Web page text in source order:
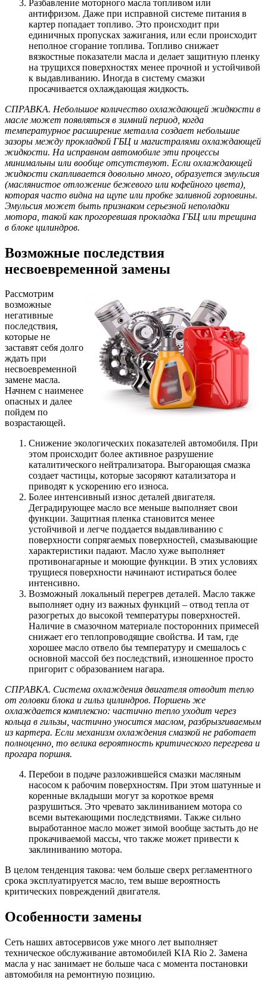
Разбавление моторного масла топливом или
антифризом. Даже при исправной системе питания в
картер попадает топливо. Это происходит при
единичных пропусках зажигания, или если происходит
неполное сгорание топлива. Топливо снижает
вязкостные показатели масла и делает защитную пленку
на трущихся поверхностях менее прочной и устойчивой
к выдавливанию. Иногда в систему смазки
просачивается охлаждающая жидкость.
СПРАВКА. Небольшое количество охлаждающей жидкости в
масле может появляться в зимний период, когда
температурное расширение металла создает небольшие
зазоры между прокладкой ГБЦ и магистралями охлаждающей
жидкости. На исправном автомобиле эти процессы
минимальны или вообще отсутствуют. Если охлаждающей
жидкости скапливается довольно много, образуется эмульсия
(маслянистое отложение бежевого или кофейного цвета),
которая часто видна на щупе или пробке заливной горловины.
Эмульсия может быть признаком серьезной неполадки
мотора, такой как прогоревшая прокладка ГБЦ или трещина
в блоке цилиндров.
Возможные последствия
несвоевременной замены
Рассмотрим
возможные
негативные
последствия,
которые не
заставят себя долго
ждать при
несвоевременной
замене масла.
Начнем с наименее
опасных и далее
пойдем по
возрастающей.
Снижение экологических показателей автомобиля. При
этом происходит более активное разрушение
каталитического нейтрализатора. Выгорающая смазка
создает частицы, которые засоряют катализатора и
приводят к ускорению его износа.
Более интенсивный износ деталей двигателя.
Деградирующее масло все меньше выполняет свои
функции. Защитная пленка становится менее
устойчивой и легче поддается выдавливанию с
поверхности сопрягаемых поверхностей, смазывающие
характеристики падают. Масло хуже выполняет
противонагарные и моющие функции. В этих условиях
трущиеся поверхности начинают истираться более
интенсивно.
Возможный локальный перегрев деталей. Масло также
выполняет одну из важных функций – отвод тепла от
разогретых до высокой температуры поверхностей.
Наличие в смазочном материале посторонних примесей
снижает его теплопроводящие свойства. И там, где
хорошее масло отвело бы температуру и смешалось с
основной массой без последствий, изношенное просто
пригорит с образованием нагара.
СПРАВКА. Система охлаждения двигателя отводит тепло
от головки блока и гильз цилиндров. Поршень же
охлаждается комплексно: частично тепло уходит через
кольца в гильзы, частично уносится маслом, разбрызгиваемым
из картера. Если механизм охлаждения смазкой не работает
полноценно, то велика вероятность критического перегрева и
прогара поршня.
Перебои в подаче разложившейся смазки масляным
насосом к рабочим поверхностям. При этом шатунные и
коренные вкладыши могут за короткое время
разрушиться. Это чревато заклиниванием мотора со
всеми вытекающими последствиями. Также сильно
выработанное масло может зимой вообще застыть до не
прокачиваемой массы, что также может привести к
заклиниванию мотора.
В целом тенденция такова: чем больше сверх регламентного
срока эксплуатируется масло, тем выше вероятность
критических повреждений двигателя.
Особенности замены
Сеть наших автосервисов уже много лет выполняет
техническое обслуживание автомобилей KIA Rio 2. Замена
масла у нас занимает не больше часа с момента постановки
автомобиля на ремонтную позицию.